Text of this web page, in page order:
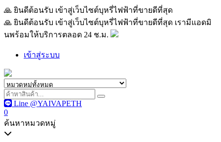
🙏 ยินดีต้อนรับ เข้าสู่เว็บไซต์บุหรี่ไฟฟ้าที่ขายดีที่สุด เรามีแอดมิน
🙏 ยินดีต้อนรับ เข้าสู่เว็บไซต์บุหรี่ไฟฟ้าที่ขายดีที่สุด เรามีแอดมิ
นพร้อมให้บริการตลอด 24 ช.ม.
เข้าสู่ระบบ
Line @YAIVAPETH
0
ค้นหาหมวดหมู่